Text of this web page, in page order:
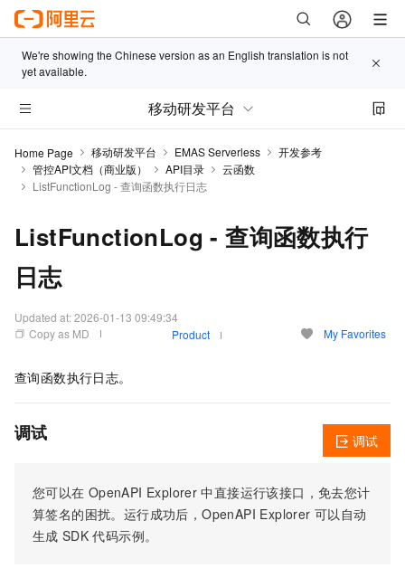
We're showing the Chinese version as an English translation is not
yet available.
移动研发平台
Home Page 移动研发平台 EMAS Serverless
开发参考
管控API文档（商业版）
API目录
云函数
ListFunctionLog - 查询函数执行日志
ListFunctionLog - 查询函数执行
日志
Updated at:2026-01-13 09:49:34
Copy as MD
Product My Favorites
查询函数执行日志。
调试
您可以在 OpenAPI Explorer 中直接运行该接口，免去您计
算签名的困扰。运行成功后，OpenAPI Explorer 可以自动
生成 SDK 代码示例。
调试